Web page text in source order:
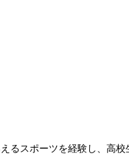
るスポーツを経験し、高校